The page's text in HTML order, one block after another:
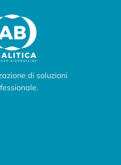
di soluzioni